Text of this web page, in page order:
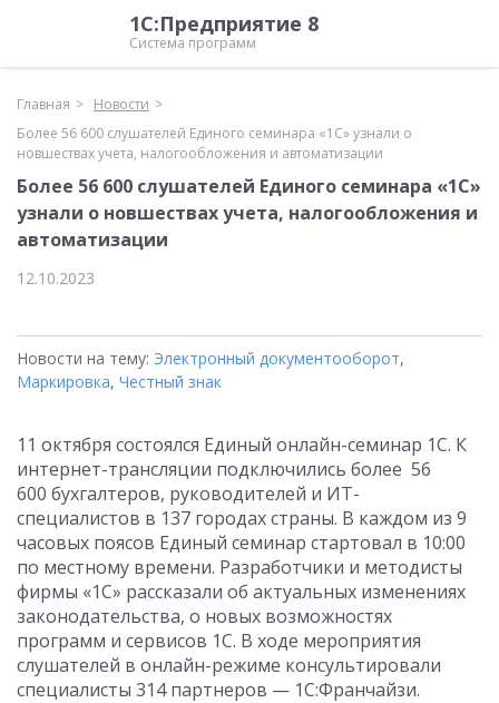
1С:Предприятие 8
Система программ
Главная
Новости
Более 56 600 слушателей Единого семинара «1С» узнали о
новшествах учета, налогообложения и автоматизации
Более 56 600 слушателей Единого семинара «1С»
узнали о новшествах учета, налогообложения и
автоматизации
12.10.2023
Новости на тему: Электронный документооборот,
Маркировка, Честный знак
11 октября состоялся Единый онлайн-семинар 1С. К
интернет-трансляции подключились более 56
600 бухгалтеров, руководителей и ИТ-
специалистов в 137 городах страны. В каждом из 9
часовых поясов Единый семинар стартовал в 10:00
по местному времени. Разработчики и методисты
фирмы «1С» рассказали об актуальных изменениях
законодательства, о новых возможностях
программ и сервисов 1С. В ходе мероприятия
слушателей в онлайн-режиме консультировали
специалисты 314 партнеров — 1С:Франчайзи.